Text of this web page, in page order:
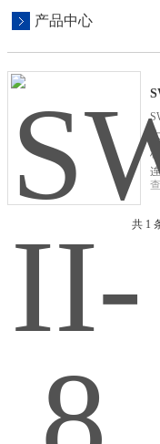
产品中心
共 1